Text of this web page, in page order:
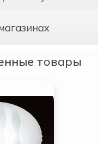
товары